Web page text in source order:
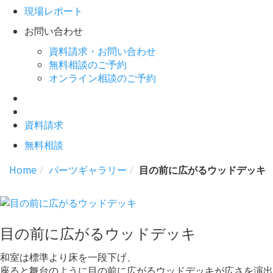
現場レポート
お問い合わせ
資料請求・お問い合わせ
無料相談のご予約
オンライン相談のご予約
資料請求
無料相談
Home
パーツギャラリー 目の前に広がるウッドデッキ
目の前に広がるウッドデッキ
和室は標準より床を一段下げ、